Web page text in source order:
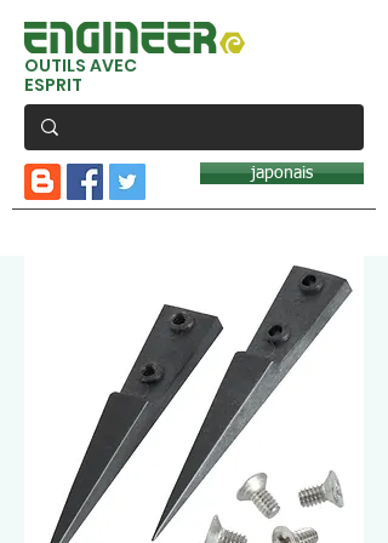
OUTILS AVEC
ESPRIT
japonais